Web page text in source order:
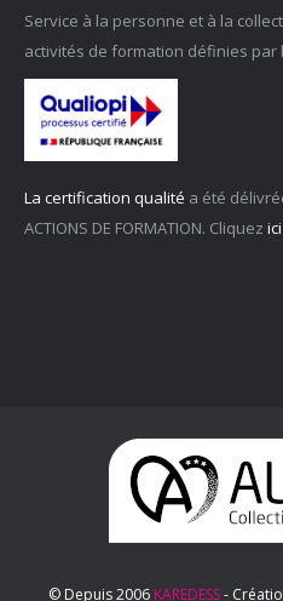
Service à la personne et à la
activités de formation définies par
La certification qualité a été
ACTIONS DE FORMATION. Cliquez ici
© Depuis 2006KAREDESS-